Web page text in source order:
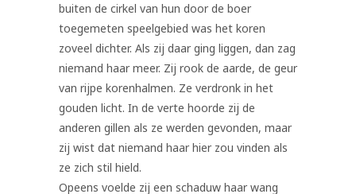
buiten de cirkel van hun door de boer
toegemeten speelgebied was het koren
zoveel dichter. Als zij daar ging liggen, dan zag
niemand haar meer. Zij rook de aarde, de geur
van rijpe korenhalmen. Ze verdronk in het
gouden licht. In de verte hoorde zij de
anderen gillen als ze werden gevonden, maar
zij wist dat niemand haar hier zou vinden als
ze zich stil hield.
Opeens voelde zij een schaduw haar wang